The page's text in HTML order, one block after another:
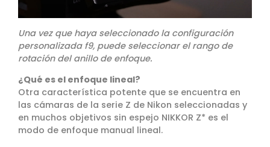
Una vez que haya seleccionado la configuración
personalizada f9, puede seleccionar el rango de
rotación del anillo de enfoque.
¿Qué es el enfoque lineal?
Otra característica potente que se encuentra en
las cámaras de la serie Z de Nikon seleccionadas y
en muchos objetivos sin espejo NIKKOR Z* es el
modo de enfoque manual lineal.